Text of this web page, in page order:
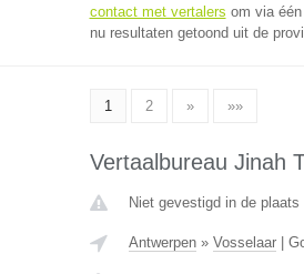
contact met vertalers om via
nu resultaten getoond uit de
1 2 » »»
Vertaalbureau Jinah
Niet gevestigd in de
Antwerpen» Vosselaar|